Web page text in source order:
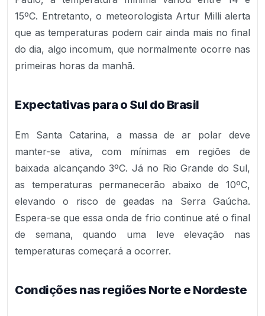
15ºC. Entretanto, o meteorologista Artur Milli alerta
que as temperaturas podem cair ainda mais no final
do dia, algo incomum, que normalmente ocorre nas
primeiras horas da manhã.
Expectativas para o Sul do Brasil
Em Santa Catarina, a massa de ar polar deve
manter-se ativa, com mínimas em regiões de
baixada alcançando 3ºC. Já no Rio Grande do Sul,
as temperaturas permanecerão abaixo de 10ºC,
elevando o risco de geadas na Serra Gaúcha.
Espera-se que essa onda de frio continue até o final
de semana, quando uma leve elevação nas
temperaturas começará a ocorrer.
Condições nas regiões Norte e Nordeste